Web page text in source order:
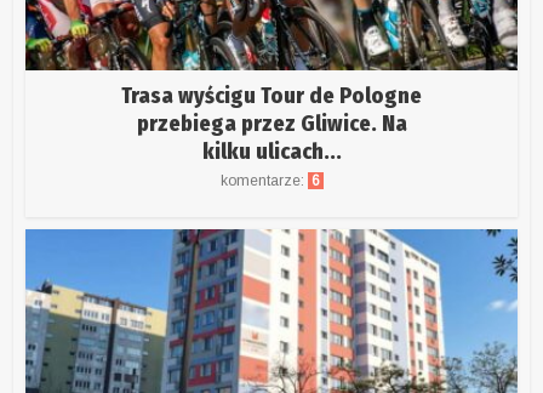
Trasa wyścigu Tour de Pologne
przebiega przez Gliwice. Na
kilku ulicach...
komentarze: 6